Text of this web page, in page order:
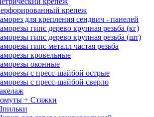
крепеж
для крепления сендвич - панелей
гипс дерево крупная резьба (кг)
гипс дерево крупная резьба (шт)
гипс металл частая резьба
кровельные
оконные
с пресс-шайбой острые
с пресс-шайбой сверло
+ Стяжки